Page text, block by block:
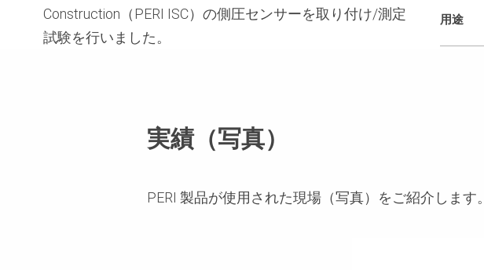
Construction（PERI ISC）の側圧センサーを取り付け/測定
試験を行いました。
用途
実績（写真）
PERI 製品が使用された現場（写真）をご紹介します。